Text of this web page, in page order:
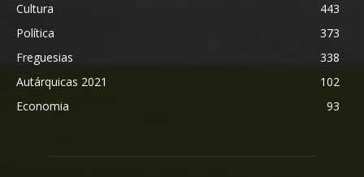
Cultura
443
Política
373
Freguesias
338
Autárquicas 2021
102
Economia
93